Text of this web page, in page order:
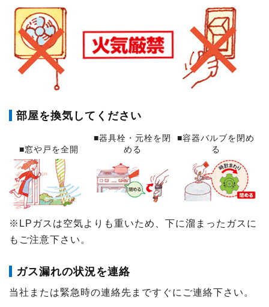
部屋を換気してください
■窓や戸を全開
■器具栓・元栓を閉
める
■容器バルブを閉め
る
※LPガスは空気よりも重いため、下に溜まったガスに
もご注意下さい。
ガス漏れの状況を連絡
当社または緊急時の連絡先まですぐにご連絡下さい。